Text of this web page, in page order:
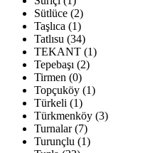
Sütlüce (2)
Taşlıca (1)
Tatlısu (34)
TEKANT (1)
Tepebaşı (2)
Tirmen (0)
Topçuköy (1)
Türkeli (1)
Türkmenköy (3)
Turnalar (7)
Turunçlu (1)